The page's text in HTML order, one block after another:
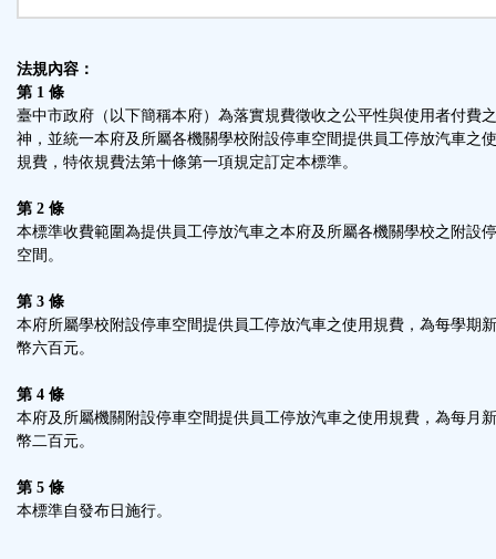
法規內容：
第 1 條
臺中市政府（以下簡稱本府）為落實規費徵收之公平性與使用者付費
神，並統一本府及所屬各機關學校附設停車空間提供員工停放汽車之
規費，特依規費法第十條第一項規定訂定本標準。
第 2 條
本標準收費範圍為提供員工停放汽車之本府及所屬各機關學校之附設
空間。
第 3 條
本府所屬學校附設停車空間提供員工停放汽車之使用規費，為每學期
幣六百元。
第 4 條
本府及所屬機關附設停車空間提供員工停放汽車之使用規費，為每月
幣二百元。
第 5 條
本標準自發布日施行。